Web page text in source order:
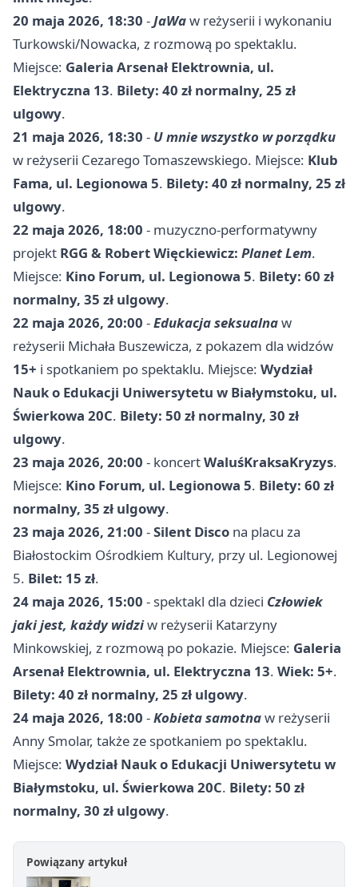
20 maja 2026, 18:30 -JaWaw reżyserii i wykonaniu
Turkowski/Nowacka, z rozmową po spektaklu.
Miejsce: Galeria Arsenał Elektrownia, ul.
Elektryczna 13. Bilety: 40 zł normalny, 25 zł
ulgowy.
21 maja 2026, 18:30 - U mnie wszystko w porządku
w reżyserii Cezarego Tomaszewskiego. Miejsce: Klub
Fama, ul. Legionowa 5. Bilety: 40 zł normalny, 25 zł
ulgowy.
22 maja 2026, 18:00 - muzyczno-performatywny
projekt RGG & Robert Więckiewicz: Planet Lem.
Miejsce: Kino Forum, ul. Legionowa 5. Bilety: 60 zł
normalny, 35 zł ulgowy.
22 maja 2026, 20:00 -Edukacja seksualnaw
reżyserii Michała Buszewicza, z pokazem dla widzów
15+ i spotkaniem po spektaklu. Miejsce: Wydział
Nauk o Edukacji Uniwersytetu w Białymstoku, ul.
Świerkowa 20C. Bilety: 50 zł normalny, 30 zł
ulgowy.
23 maja 2026, 20:00 - koncertWaluśKraksaKryzys.
Miejsce: Kino Forum, ul. Legionowa 5. Bilety: 60 zł
normalny, 35 zł ulgowy.
23 maja 2026, 21:00 -Silent Disco na placu za
Białostockim Ośrodkiem Kultury, przy ul. Legionowej
5. Bilet: 15 zł.
24 maja 2026, 15:00 - spektakl dla dzieci Człowiek
jaki jest, każdy widziw reżyserii Katarzyny
Minkowskiej, z rozmową po pokazie. Miejsce: Galeria
Arsenał Elektrownia, ul. Elektryczna 13. Wiek: 5+.
Bilety: 40 zł normalny, 25 zł ulgowy.
24 maja 2026, 18:00 -Kobieta samotnaw reżyserii
Anny Smolar, także ze spotkaniem po spektaklu.
Miejsce: Wydział Nauk o Edukacji Uniwersytetu w
Białymstoku, ul. Świerkowa 20C. Bilety: 50 zł
normalny, 30 zł ulgowy.
Powiązany artykuł